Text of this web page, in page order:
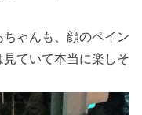
ゃんも、顔のペイン
見ていて本当に楽しそ